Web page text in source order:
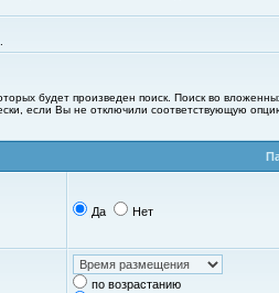
будет произведен поиск. Поиск во
если Вы не отключили соответствующую
Да Нет
по возрастанию